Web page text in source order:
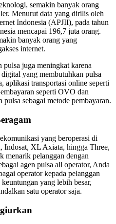
semakin banyak orang
Menurut data yang dirilis oleh
Indonesia (APJII), pada tahun
mencapai 196,7 juta orang.
banyak orang yang
internet.
juga meningkat karena
yang membutuhkan pulsa
aplikasi transportasi online seperti
seperti OVO dan
sebagai metode pembayaran.
yang beroperasi di
Indosat, XL Axiata, hingga Three,
menarik pelanggan dengan
agen pulsa all operator, Anda
operator kepada pelanggan
yang lebih besar,
satu operator saja.